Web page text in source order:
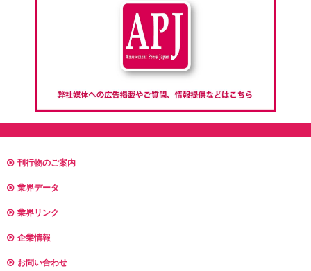
刊行物のご案内
業界データ
業界リンク
企業情報
お問い合わせ